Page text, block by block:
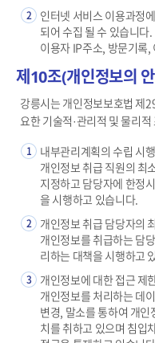
2
인터넷 서비스 이용과정
되어 수집 될 수 있습니다.
이용자 IP주소, 방문기록,
제10조(개인정보의
강릉시는 개인정보보호법 제
요한 기술적·관리적 및 물리
1
내부관리계획의 수립 시행
개인정보 취급 직원의 최
지정하고 담당자에 한정
을 시행하고 있습니다.
2
개인정보 취급 담당자의
개인정보를 취급하는 담
리하는 대책을 시행하고
3
개인정보에 대한 접근 제
개인정보를 처리하는 데
변경, 말소를 통하여 개
치를 취하고 있으며 침입